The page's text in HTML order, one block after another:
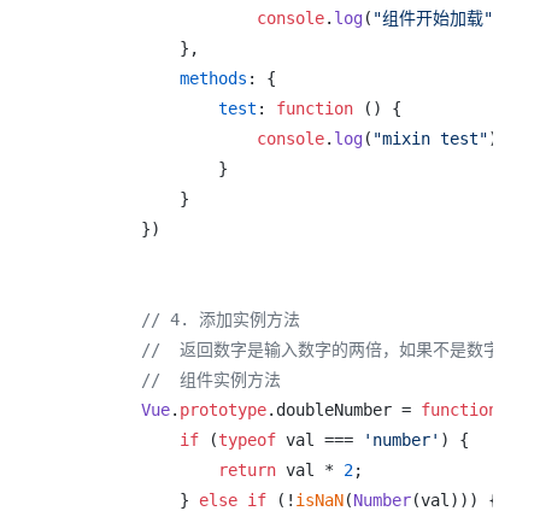
console. log( "组件开始加载"
            },
methods : {
test : function ( ) {
console. log( "mixin test");
                }
            }
        })
// 4. 添加实例方法
//  返回数字是输入数字的两倍，如果不是数字或
//  组件实例方法
Vue. prototype. doubleNumber = function
if (typeof val === 'number' ) {
return val * 2;
            }
else if (! isNaN(Number(val))) {